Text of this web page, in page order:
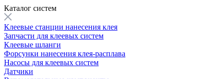
Каталог систем
Клеевые станции нанесения клея
Запчасти для клеевых систем
Клеевые шланги
Форсунки нанесения клея-расплава
Насосы для клеевых систем
Датчики